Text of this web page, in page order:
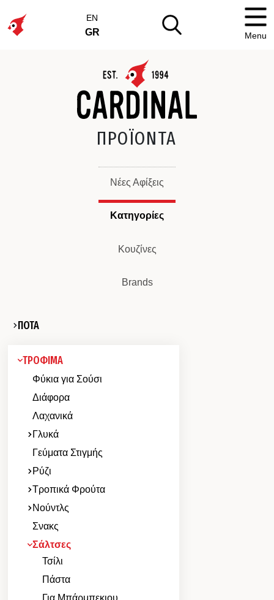
EN
GR Menu
ΠΡΟΪΟΝΤΑ
Νέες Αφίξεις
Κατηγορίες
Κουζίνες
Brands
ΠΟΤΑ
ΤΡΟΦΙΜΑ
Φύκια για Σούσι
Διάφορα
Λαχανικά
Γλυκά
Γεύματα Στιγμής
Ρύζι
Τροπικά Φρούτα
Νούντλς
Σνακς
Σάλτσες
Τσίλι
Πάστα